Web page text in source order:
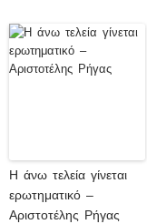
Η άνω τελεία γίνεται
ερωτηματικό –
Αριστοτέλης Ρήγας